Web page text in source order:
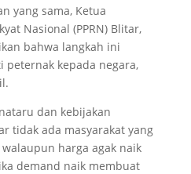
yang sama, Ketua
Nasional (PPRN) Blitar,
bahwa langkah ini
peternak kepada negara,
dan kebijakan
tidak ada masyarakat yang
harga agak naik
demand naik membuat